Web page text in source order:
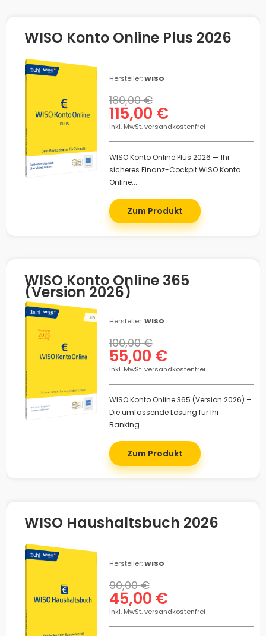
WISO Konto Online Plus 2026
Hersteller:WISO
115,00 €
180,00 €
inkl. MwSt. versandkostenfrei
WISO Konto Online Plus 2026 — Ihr
sicheres Finanz-Cockpit WISO Konto
Online...
Zum Produkt
WISO Konto Online 365
(Version 2026)
Hersteller:WISO
55,00 €
100,00 €
inkl. MwSt. versandkostenfrei
WISO Konto Online 365 (Version 2026) –
Die umfassende Lösung für Ihr
Banking...
Zum Produkt
WISO Haushaltsbuch 2026
Hersteller:WISO
45,00 €
90,00 €
inkl. MwSt. versandkostenfrei